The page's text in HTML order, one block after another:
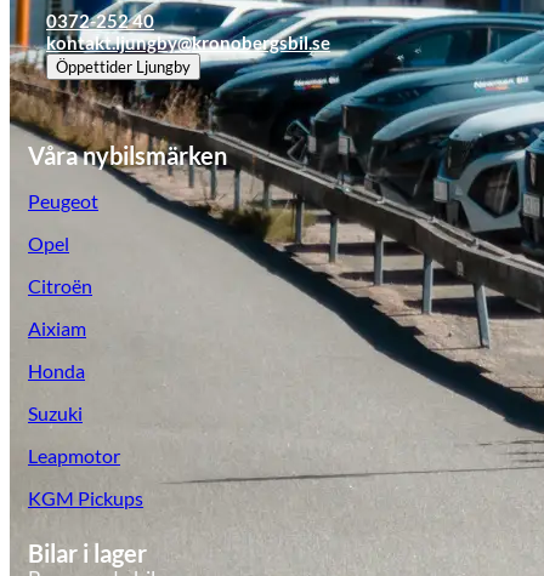
Leapmotor
Tillbehör & reservdelar
0372-252 40
kontakt.ljungby@kronobergsbil.se
Öppettider Ljungby
Våra nybilsmärken
Peugeot
Opel
Citroën
Aixiam
Honda
Suzuki
Leapmotor
KGM Pickups
Bilar i lager